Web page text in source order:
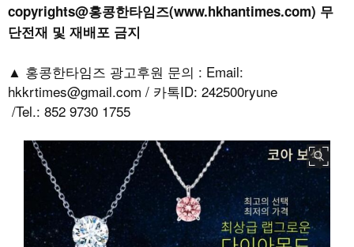
copyrights@홍콩한타임즈(www.hkhantimes.com) 무
단전재 및 재배포 금지
▲ 홍콩한타임즈 광고후원 문의 : Email:
hkkrtimes@gmail.com / 카톡ID: 242500ryune
/Tel.: 852 9730 1755